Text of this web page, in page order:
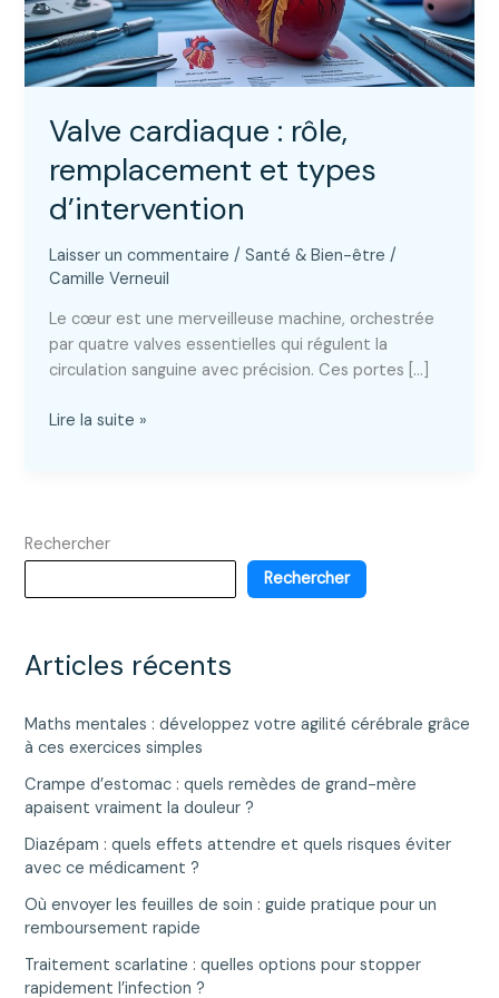
Valve cardiaque : rôle,
remplacement et types
d’intervention
Laisser un commentaire /Santé & Bien-être /
Camille Verneuil
Le cœur est une merveilleuse machine, orchestrée
par quatre valves essentielles qui régulent la
circulation sanguine avec précision. Ces portes […]
Valve
et
d’intervention
Lire la suite »
Rechercher
Rechercher
Articles récents
Maths mentales : développez votre agilité cérébrale grâce
à ces exercices simples
Crampe d’estomac : quels remèdes de grand-mère
apaisent vraiment la douleur ?
Diazépam : quels effets attendre et quels risques éviter
avec ce médicament ?
Où envoyer les feuilles de soin : guide pratique pour un
remboursement rapide
Traitement scarlatine : quelles options pour stopper
rapidement l’infection ?